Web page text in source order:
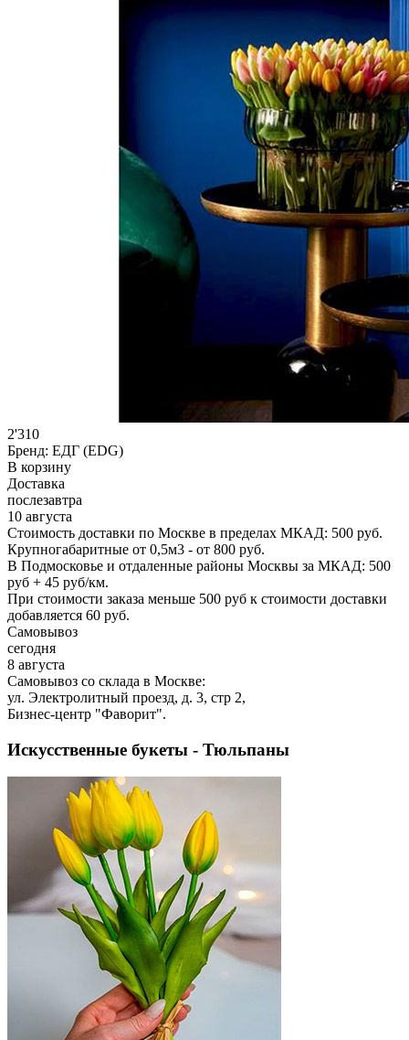
2'310
Бренд: ЕДГ (EDG)
В корзину
Доставка
послезавтра
10 августа
Стоимость доставки по Москве в пределах МКАД: 500 руб.
Крупногабаритные от 0,5м3 - от 800 руб.
В Подмосковье и отдаленные районы Москвы за МКАД: 500
руб + 45 руб/км.
При стоимости заказа меньше 500 руб к стоимости доставки
добавляется 60 руб.
Самовывоз
сегодня
8 августа
Самовывоз со склада в Москве:
ул. Электролитный проезд, д. 3, стр 2,
Бизнес-центр "Фаворит".
Искусственные букеты - Тюльпаны